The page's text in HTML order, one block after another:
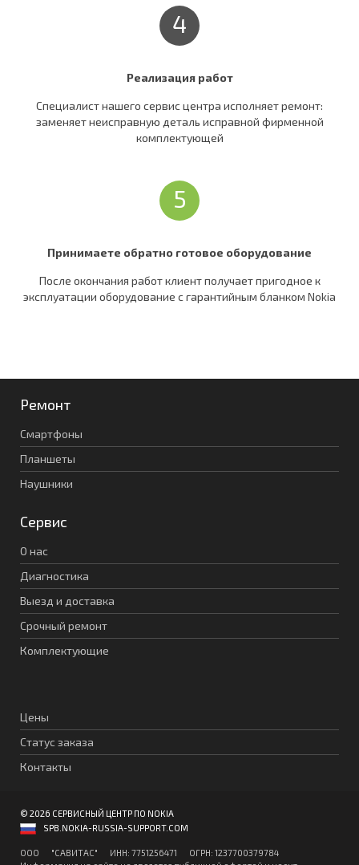
4
Реализация работ
Специалист нашего сервис центра исполняет ремонт:
заменяет неисправную деталь исправной фирменной
комплектующей
5
Принимаете обратно готовое оборудование
После окончания работ клиент получает пригодное к
эксплуатации оборудование c гарантийным бланком Nokia
Ремонт
Смартфоны
Планшеты
Наушники
Сервис
О нас
Диагностика
Выезд и доставка
Срочный ремонт
Комплектующие
Цены
Статус заказа
Контакты
© 2026 СЕРВИСНЫЙ ЦЕНТР ПО NOKIA
SPB.NOKIA-RUSSIA-SUPPORT.COM
ООО "CАВИТAC" ИНН: 7751256471 ОГPН: 1237700379784